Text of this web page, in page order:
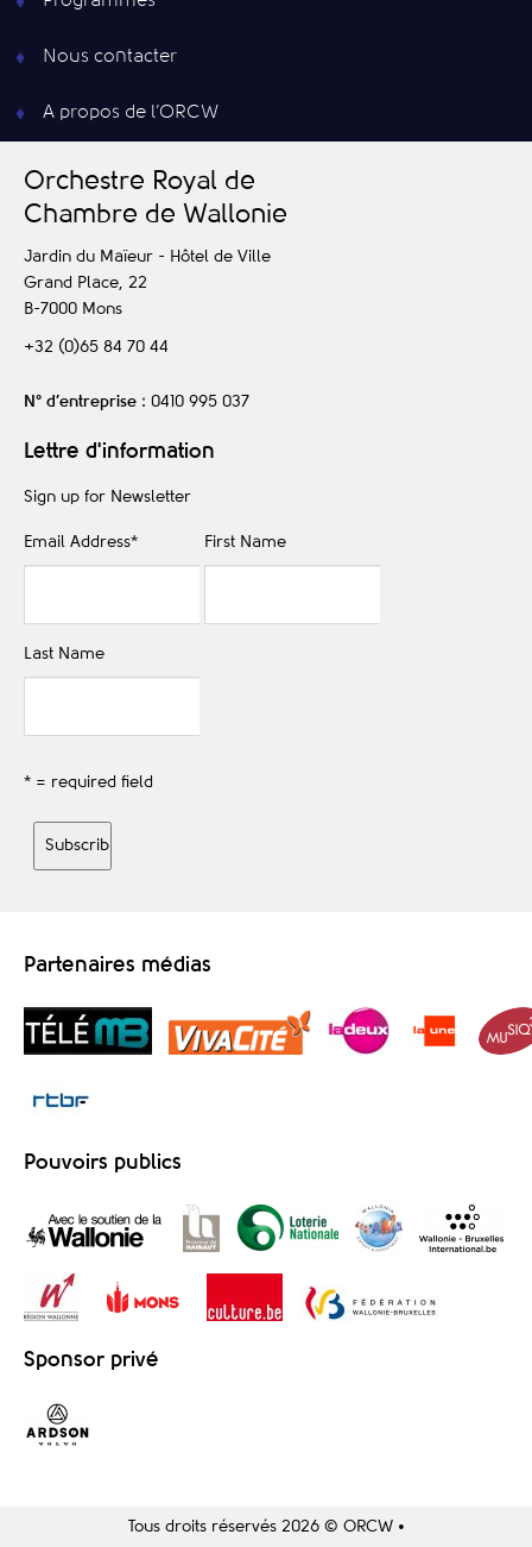
Nous contacter
A propos de l’ORCW
Orchestre Royal de
Chambre de Wallonie
Jardin du Maïeur - Hôtel de Ville
Grand Place, 22
B-7000 Mons
+32 (0)65 84 70 44
N° d’entreprise : 0410 995 037
Lettre d'information
Sign up for Newsletter
Email Address* First Name
Last Name
* = required field
Partenaires médias
Pouvoirs publics
Sponsor privé
Tous droits réservés 2026 © ORCW •